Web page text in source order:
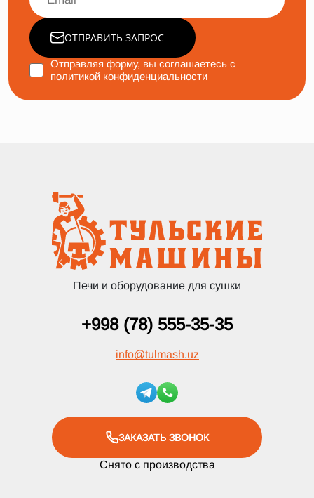
ОТПРАВИТЬ ЗАПРОС
Отправляя форму, вы соглашаетесь с
политикой конфиденциальности
Печи и оборудование для сушки
+998 (78) 555-35-35
info@tulmash.uz
ЗАКАЗАТЬ ЗВОНОК
Снято с производства